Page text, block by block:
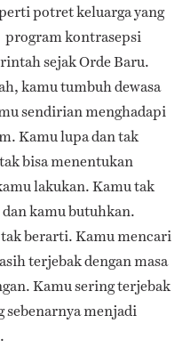
potret keluarga yang
kontrasepsi
sejak Orde Baru.
kamu tumbuh dewasa
sendirian menghadapi
Kamu lupa dan tak
bisa menentukan
lakukan. Kamu tak
kamu butuhkan.
berarti. Kamu mencari
terjebak dengan masa
Kamu sering terjebak
sebenarnya menjadi